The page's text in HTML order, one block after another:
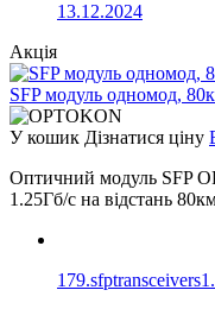
13.12.2024
Акція
SFP модуль одномод,
У кошик Дізнатися ціну
Оптичний модуль SFP
1.25Гб/с на відстань